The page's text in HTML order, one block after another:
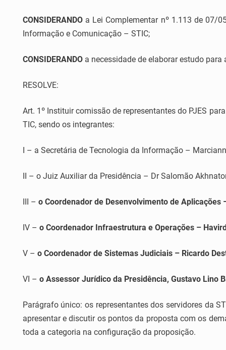
CONSIDERANDOa Lei Complementar nº 1.113 de 07/
Informação e Comunicação – STIC;
CONSIDERANDOa necessidade de elaborar estudo para
RESOLVE:
Art. 1º Instituir comissão de representantes do PJES
TIC, sendo os integrantes:
I – a Secretária de Tecnologia da Informação –
II – o Juiz Auxiliar da Presidência – Dr Salomão
III – o Coordenador de Desenvolvimento de Aplicações
IV – o Coordenador Infraestrutura e Operações –
V – o Coordenador de Sistemas Judiciais – Ricardo
VI – o Assessor Jurídico da Presidência, Gustavo Lino
Parágrafo único: os representantes dos servidores da
apresentar e discutir os pontos da proposta com os
toda a categoria na configuração da proposição.